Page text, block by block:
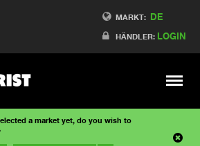
MARKT: DE
HÄNDLER: LOGIN
Meny
a market yet, do you wish to